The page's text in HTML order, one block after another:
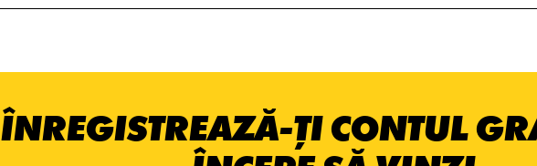
ÎNREGISTREAZĂ-ȚI CONTUL